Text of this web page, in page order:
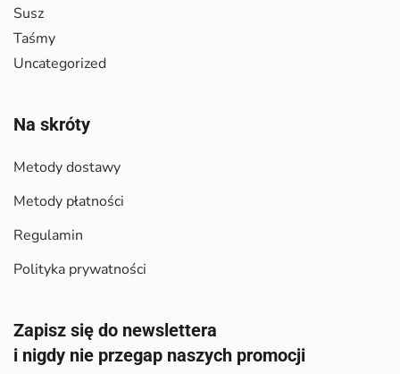
Susz
Taśmy
Uncategorized
Na skróty
Metody dostawy
Metody płatności
Regulamin
Polityka prywatności
Zapisz się do newslettera
i nigdy nie przegap naszych promocji